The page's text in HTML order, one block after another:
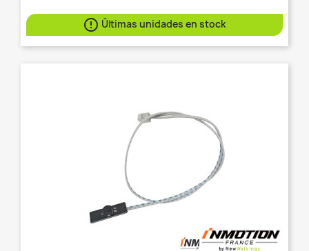
 Últimas unidades en stock